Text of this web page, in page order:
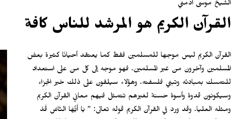
الشيخ موسى أدمني
القرآن الكريم هو المرشد للناس كافة
القرآن الكريم ليس موجها للمسلمين فقط كما يعتقد أحيانًا كثيرة بعض
المسلمين وآخرون من غير المسلمين. فهو موجه إلى كل من على استعداد
للتمسك بمبادئه وتبني فلسفته. وهؤلاء سيلقون على ذلك خير الجزاء
وسيكونون قدوة وأسوة حسنة لغيرهم تتمثل فيهم معاني القرآن الكريم
ومثله العليا. وقد ورد في القرآن الكريم قوله تعالى: ” يَا أَيُّهَا النَّاسُ قَدْ